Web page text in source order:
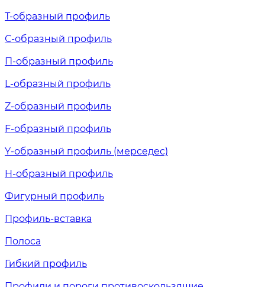
Т-образный профиль
С-образный профиль
П-образный профиль
L-образный профиль
Z-образный профиль
F-образный профиль
Y-образный профиль (мерседес)
H-образный профиль
Фигурный профиль
Профиль-вставка
Полоса
Гибкий профиль